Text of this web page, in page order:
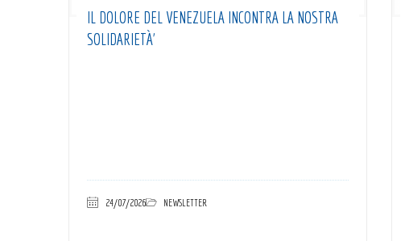
IL DOLORE DEL VENEZUELA INCONTRA LA NOSTRA
SOLIDARIETÀ’
24/07/2026 NEWSLETTER